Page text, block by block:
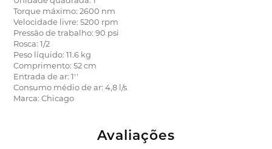
Torque máximo: 2600 nm
Velocidade livre: 5200 rpm
Pressão de trabalho: 90 psi
Rosca: 1/2
Peso líquido: 11.6 kg
Comprimento: 52 cm
Entrada de ar: 1''
Consumo médio de ar: 4,8 l/s
Marca: Chicago
Avaliações